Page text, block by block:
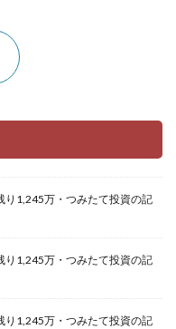
り1,245万・つみたて投資の記
り1,245万・つみたて投資の記
り1,245万・つみたて投資の記